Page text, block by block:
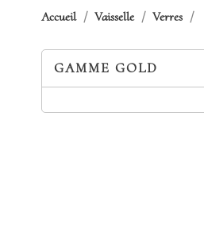
Accueil Vaisselle Verres
GAMME GOLD